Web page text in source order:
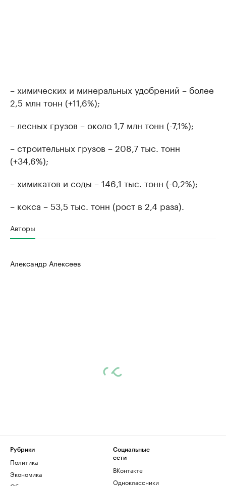
– химических и минеральных удобрений – более
2,5 млн тонн (+11,6%);
– лесных грузов – около 1,7 млн тонн (-7,1%);
– строительных грузов – 208,7 тыс. тонн
(+34,6%);
– химикатов и соды – 146,1 тыс. тонн (-0,2%);
– кокса – 53,5 тыс. тонн (рост в 2,4 раза).
Авторы
Александр Алексеев
Рубрики
Политика
Экономика
Социальные
сети
ВКонтакте
Одноклассники